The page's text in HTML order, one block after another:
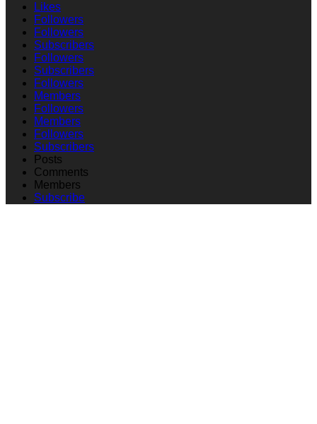
Likes
Followers
Followers
Subscribers
Followers
Subscribers
Followers
Members
Followers
Members
Followers
Subscribers
Posts
Comments
Members
Subscribe